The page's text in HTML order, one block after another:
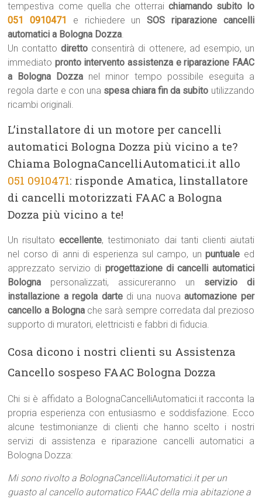
tempestiva come quella che otterraichiamando subito lo
051 0910471
e richiedere unSOS riparazione cancelli
automatici a Bologna Dozza.
Un contattodiretto consentirà di ottenere, ad esempio, un
immediato pronto intervento assistenza e riparazione FAAC
a Bologna Dozza nel minor tempo possibile eseguita a
regola darte e con una spesa chiara fin da subito utilizzando
ricambi originali.
L’installatore di un motore per cancelli
automatici Bologna Dozza più vicino a te?
Chiama BolognaCancelliAutomatici.it allo
051 0910471: risponde Amatica, linstallatore
di cancelli motorizzati FAAC a Bologna
Dozza più vicino a te!
Un risultatoeccellente, testimoniato dai tanti clienti aiutati
nel corso di anni di esperienza sul campo, unpuntuale ed
apprezzato servizio di progettazione di cancelli automatici
Bologna personalizzati, assicureranno un servizio di
installazione a regola dartedi una nuovaautomazione per
cancello a Bologna che sarà sempre corredata dal prezioso
supporto di muratori, elettricisti e fabbri di fiducia.
Cosa dicono i nostri clienti su Assistenza
Cancello sospeso FAAC Bologna Dozza
Chi si è affidato a BolognaCancelliAutomatici.it racconta la
propria esperienza con entusiasmo e soddisfazione. Ecco
alcune testimonianze di clienti che hanno scelto i nostri
servizi di assistenza e riparazione cancelli automatici a
Bologna Dozza:
Mi sono rivolto a BolognaCancelliAutomatici.it per un
guasto al cancello automatico FAAC della mia abitazione a